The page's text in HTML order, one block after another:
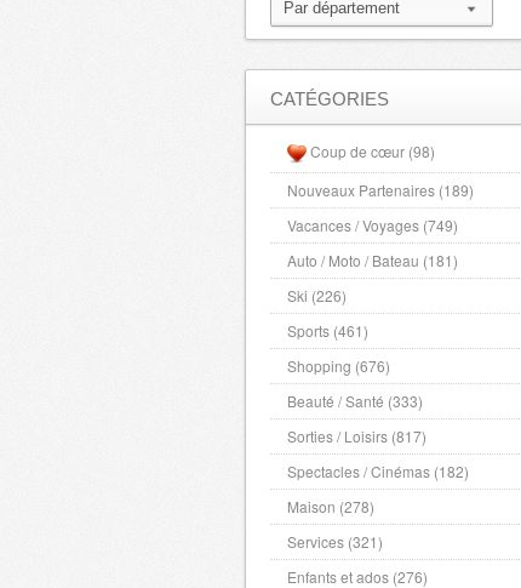
CATÉGORIES
Coup de cœur (98)
Nouveaux Partenaires (189)
Vacances / Voyages (749)
Auto / Moto / Bateau (181)
Ski (226)
Sports (461)
Shopping (676)
Beauté / Santé (333)
Sorties / Loisirs (817)
Spectacles / Cinémas (182)
Maison (278)
Services (321)
Enfants et ados (276)